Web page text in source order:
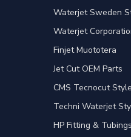
Waterjet Sweden
Waterjet
Finjet Muototera
Jet Cut OEM Parts
CMS Tecnocut
Techni Waterjet
HP Fitting & Tubings